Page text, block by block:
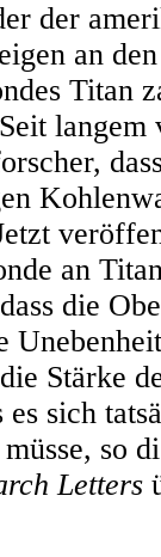
der
an
Titan
langem
an
die
Stärke
es sich
so
Letters